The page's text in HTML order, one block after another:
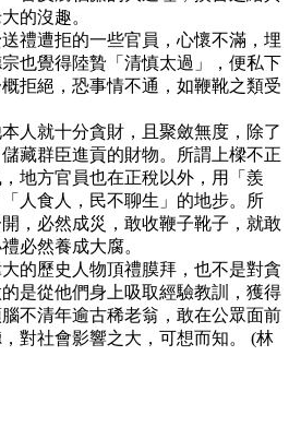
的沒趣。
遭拒的一些官員，心懷不滿，埋
也覺得陸贄「清慎太過」，便私下
拒絕，恐事情不通，如鞭靴之類受
就十分貪財，且聚斂無度，除了
藏群臣進貢的財物。所謂上樑不正
地方官員也在正稅以外，用「羨
人食人，民不聊生」的地步。所
，必然成災，敢收鞭子靴子，就敢
必然養成大腐。
歷史人物頂禮膜拜，也不是對貪
是從他們身上吸取經驗教訓，獲得
不清年逾古稀老翁，敢在公眾面前
對社會影響之大，可想而知。 (林